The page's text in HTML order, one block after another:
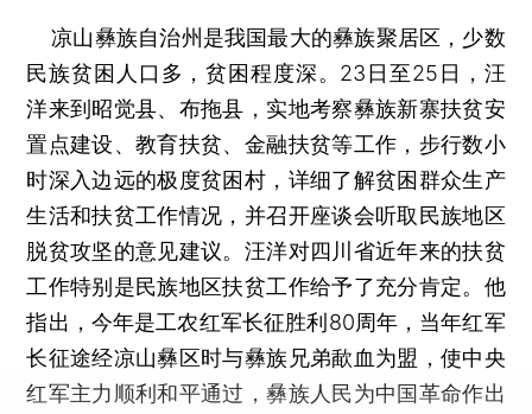
凉山彝族自治州是我国最大的彝族聚居区，少数
民族贫困人口多，贫困程度深。23日至25日，汪
洋来到昭觉县、布拖县，实地考察彝族新寨扶贫安
置点建设、教育扶贫、金融扶贫等工作，步行数小
时深入边远的极度贫困村，详细了解贫困群众生产
生活和扶贫工作情况，并召开座谈会听取民族地区
脱贫攻坚的意见建议。汪洋对四川省近年来的扶贫
工作特别是民族地区扶贫工作给予了充分肯定。他
指出，今年是工农红军长征胜利80周年，当年红军
长征途经凉山彝区时与彝族兄弟歃血为盟，使中央
红军主力顺利和平通过，彝族人民为中国革命作出